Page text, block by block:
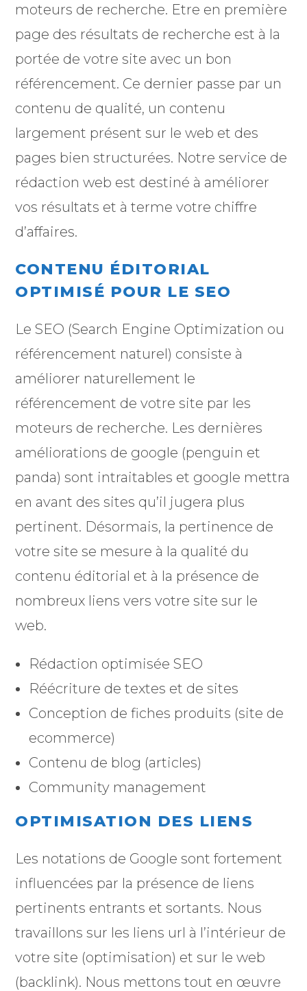
moteurs de recherche. Etre en première
page des résultats de recherche est à la
portée de votre site avec un bon
référencement. Ce dernier passe par un
contenu de qualité, un contenu
largement présent sur le web et des
pages bien structurées. Notre service de
rédaction web est destiné à améliorer
vos résultats et à terme votre chiffre
d’affaires.
CONTENU ÉDITORIAL
OPTIMISÉ POUR LE SEO
Le SEO (Search Engine Optimization ou
référencement naturel) consiste à
améliorer naturellement le
référencement de votre site par les
moteurs de recherche. Les dernières
améliorations de google (penguin et
panda) sont intraitables et google mettra
en avant des sites qu’il jugera plus
pertinent. Désormais, la pertinence de
votre site se mesure à la qualité du
contenu éditorial et à la présence de
nombreux liens vers votre site sur le
web.
Rédaction optimisée SEO
Réécriture de textes et de sites
Conception de fiches produits (site de
ecommerce)
Contenu de blog (articles)
Community management
OPTIMISATION DES LIENS
Les notations de Google sont fortement
influencées par la présence de liens
pertinents entrants et sortants. Nous
travaillons sur les liens url à l’intérieur de
votre site (optimisation) et sur le web
(backlink). Nous mettons tout en œuvre